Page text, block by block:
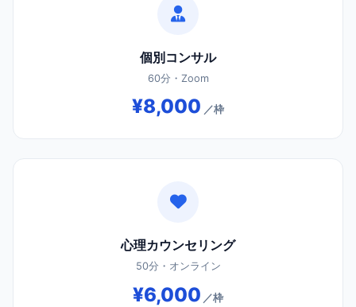
個別コンサル
60分・Zoom
¥8,000 ／枠
心理カウンセリング
50分・オンライン
¥6,000 ／枠